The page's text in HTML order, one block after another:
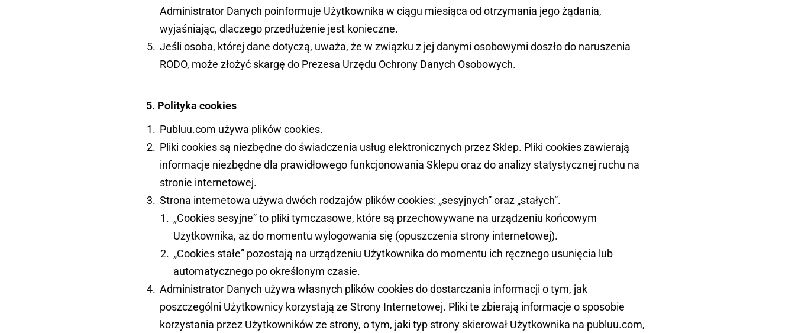
Administrator Danych poinformuje Użytkownika w ciągu miesiąca od otrzymania jego żądania,
wyjaśniając, dlaczego przedłużenie jest konieczne.
Jeśli osoba, której dane dotyczą, uważa, że w związku z jej danymi osobowymi doszło do naruszenia
RODO, może złożyć skargę do Prezesa Urzędu Ochrony Danych Osobowych.
5. Polityka cookies
Publuu.com używa plików cookies.
Pliki cookies są niezbędne do świadczenia usług elektronicznych przez Sklep. Pliki cookies zawierają
informacje niezbędne dla prawidłowego funkcjonowania Sklepu oraz do analizy statystycznej ruchu na
stronie internetowej.
Strona internetowa używa dwóch rodzajów plików cookies: „sesyjnych” oraz „stałych”.
„Cookies sesyjne” to pliki tymczasowe, które są przechowywane na urządzeniu końcowym
Użytkownika, aż do momentu wylogowania się (opuszczenia strony internetowej).
„Cookies stałe” pozostają na urządzeniu Użytkownika do momentu ich ręcznego usunięcia lub
automatycznego po określonym czasie.
Administrator Danych używa własnych plików cookies do dostarczania informacji o tym, jak
poszczególni Użytkownicy korzystają ze Strony Internetowej. Pliki te zbierają informacje o sposobie
korzystania przez Użytkowników ze strony, o tym, jaki typ strony skierował Użytkownika na publuu.com,